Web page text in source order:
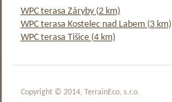
WPC terasa Záryby (2 km)
WPC terasa Kostelec nad Labem (3 km)
WPC terasa Tišice (4 km)
Copyright © 2014, TerrainEco, s.r.o.